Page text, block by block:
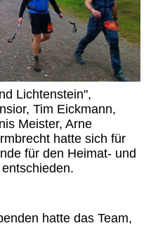
Lichtenstein",
Tim Eickmann,
Meister, Arne
hatte sich für
für den Heimat- und
hatte das Team,